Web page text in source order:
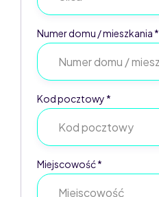
Numer domu / mieszkania *
Kod pocztowy *
Miejscowość *